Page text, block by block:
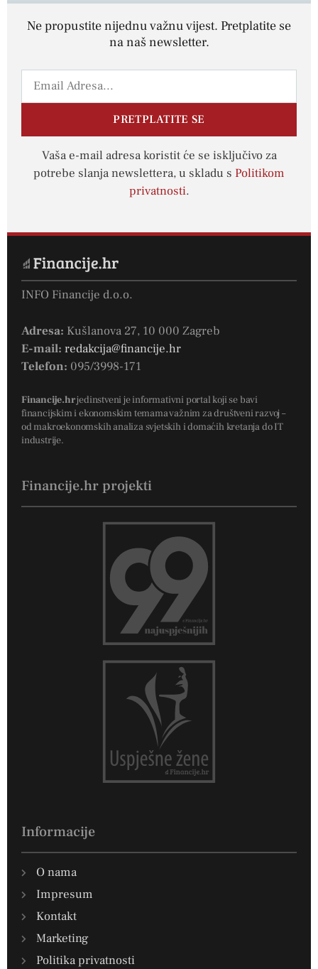
Ne propustite nijednu važnu vijest. Pretplatite se
na naš newsletter.
PRETPLATITE SE
Vaša e-mail adresa koristit će se isključivo za
potrebe slanja newslettera, u skladu s Politikom
privatnosti.
INFO Financije d.o.o.
Adresa: Kušlanova 27, 10 000 Zagreb
E-mail: redakcija@financije.hr
Telefon: 095/3998-171
Financije.hrjedinstveni je informativni portal koji se bavi
financijskim i ekonomskim temama važnim za društveni razvoj –
od makroekonomskih analiza svjetskih i domaćih kretanja do IT
industrije.
Financije.hr projekti
Informacije
O nama
Impresum
Kontakt
Marketing
Politika privatnosti